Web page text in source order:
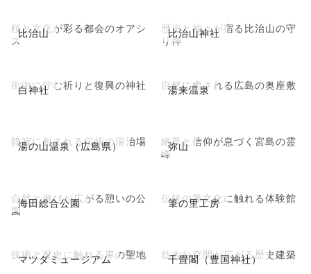
比治山
桜と文化が彩る都会のオアシ
ス
比治山神社
歴史と神々が宿る比治山の守
り神
白神社
街中に佇む祈りと復興の神社 湯来温泉
自然に癒される広島の奥座敷
湯の山温泉（広島県）
静寂に包まれる伝統の湯治場 弥山
絶景と信仰が息づく宮島の霊
峰
海田総合公園
自然と遊びが広がる憩いの公
園
筆の里工房
伝統の筆文化に触れる体験館
マツダミュージアム
技術と歴史に触れる車の聖地 千畳閣（豊国神社）
壮大な空間が広がる歴史建築